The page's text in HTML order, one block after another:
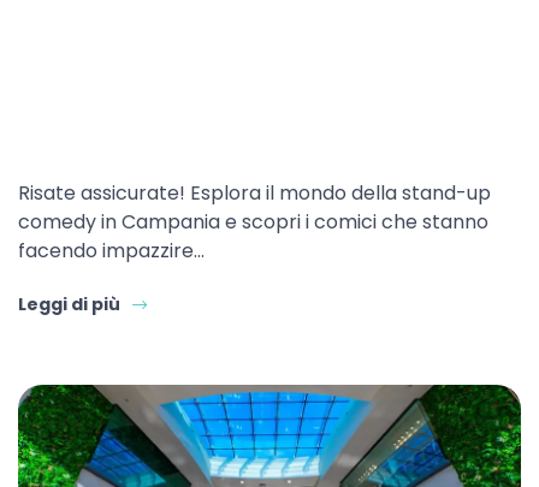
Risate assicurate! Esplora il mondo della stand-up
comedy in Campania e scopri i comici che stanno
facendo impazzire…
Leggi di più